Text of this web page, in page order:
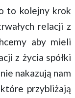
to kolejny krok
relacji z
aby mieli
z życia spółki
nakazują nam
przybliżają